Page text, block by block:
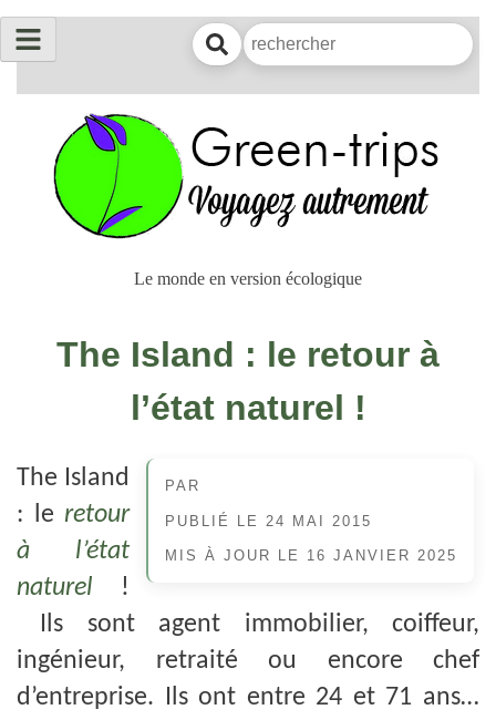
Le monde en version écologique
The Island : le retour à
l’état naturel !
PAR
PUBLIÉ LE 24 MAI 2015
MIS À JOUR LE 16 JANVIER 2025
The Island
: le retour
à l’état
naturel !
Ils sont agent immobilier, coiffeur,
ingénieur, retraité ou encore chef
d’entreprise. Ils ont entre 24 et 71 ans…